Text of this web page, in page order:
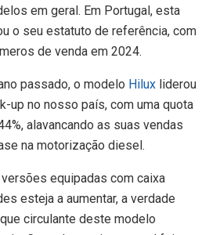
em geral. Em Portugal, esta
o seu estatuto de referência, com
de venda em 2024.
passado, o modelo Hilux liderou
up no nosso país, com uma quota
alavancando as suas vendas
na motorização diesel.
equipadas com caixa
esteja a aumentar, a verdade
circulante deste modelo